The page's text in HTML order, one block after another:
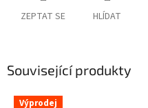
ZEPTAT SE HLÍDAT
Související produkty
Výprodej